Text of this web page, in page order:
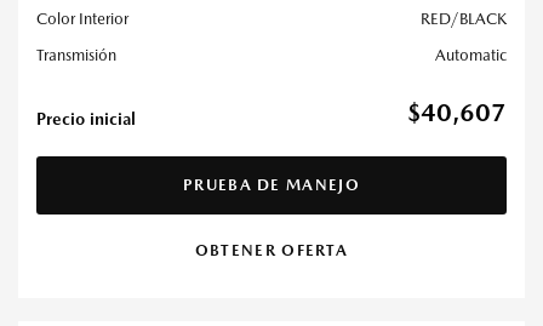
Color Interior
RED/BLACK
Transmisión
Automatic
Precio inicial $40,607
PRUEBA DE MANEJO
OBTENER OFERTA